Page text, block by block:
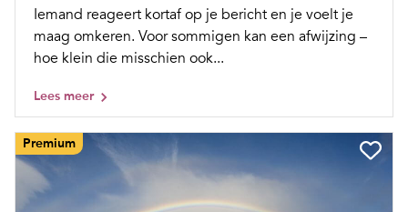
Iemand reageert kortaf op je bericht en je voelt je
maag omkeren. Voor sommigen kan een afwijzing –
hoe klein die misschien ook...
Lees meer
Premium